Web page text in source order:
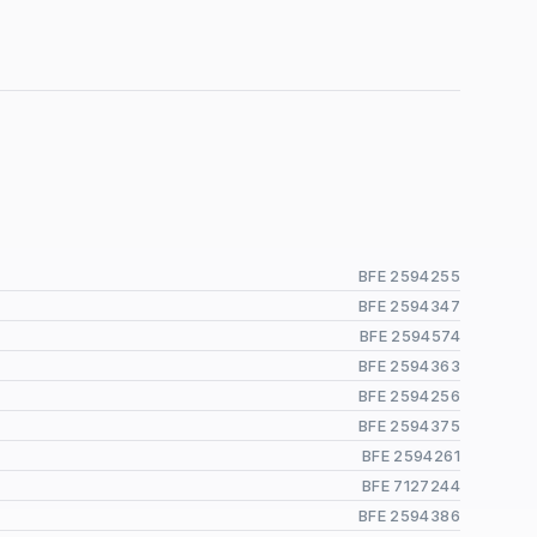
BFE 2594255
BFE 2594347
BFE 2594574
BFE 2594363
BFE 2594256
BFE 2594375
BFE 2594261
BFE 7127244
BFE 2594386